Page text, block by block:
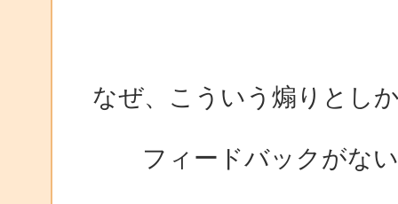
なぜ、こういう煽りとし
フィードバックがない